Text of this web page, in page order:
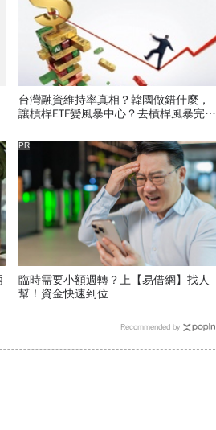
台灣融資維持率真相？韓國做錯什麼，
讓槓桿ETF變風暴中心？去槓桿風暴完全
臨時需要小額週轉？上【易借網】找人
幫！資金快速到位
PR
Recommended by